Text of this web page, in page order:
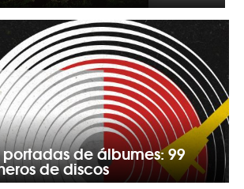
portadas de álbumes: 99
de discos